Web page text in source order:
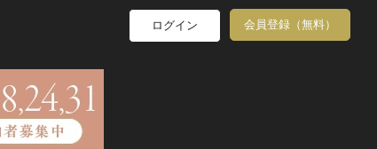
ログイン 会員登録（無料）